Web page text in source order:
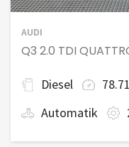
AUDI
Q3 2.0 TDI
Diesel
Automatik